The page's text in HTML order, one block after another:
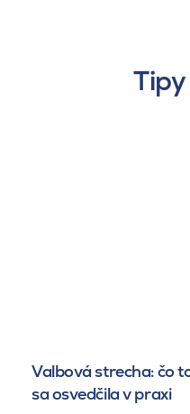
Valbová strecha: čo
sa osvedčila v praxi